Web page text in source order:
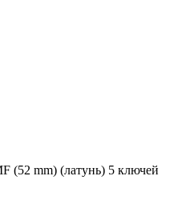
(52 mm) (латунь) 5 ключей